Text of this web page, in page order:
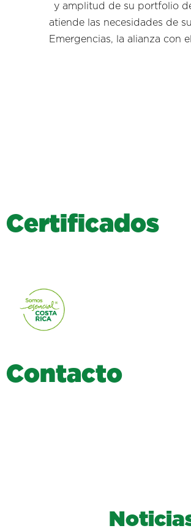
y amplitud de su portfolio
atiende las necesidades de
Emergencias, la alianza con
Certificad os
Contacto